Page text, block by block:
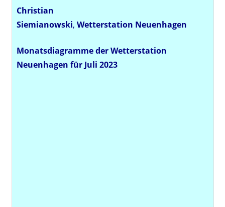
Christian
Siemianowski,Wetterstation Neuenhagen
Monatsdiagramme der Wetterstation
Neuenhagen für Juli 2023